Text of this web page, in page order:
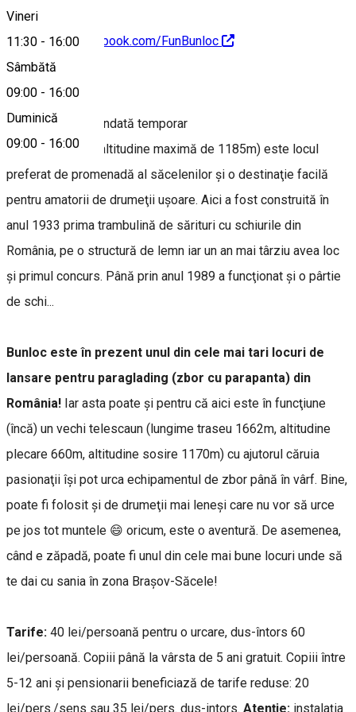
Vineri
11:30 - 16:00
Sâmbătă
09:00 - 16:00
Duminică
09:00 - 16:00
https://www.facebook.com/FunBunloc
Despre
- activitate suspendată temporar
Muntele Bunloc (altitudine maximă de 1185m) este locul
preferat de promenadă al săcelenilor şi o destinaţie facilă
pentru amatorii de drumeţii uşoare. Aici a fost construită în
anul 1933 prima trambulină de sărituri cu schiurile din
România, pe o structură de lemn iar un an mai târziu avea loc
și primul concurs. Până prin anul 1989 a funcţionat şi o pârtie
de schi...
Bunloc este în prezent unul din cele mai tari locuri de
lansare pentru paraglading (zbor cu parapanta) din
România! Iar asta poate şi pentru că aici este în funcţiune
(încă) un vechi telescaun (lungime traseu 1662m, altitudine
plecare 660m, altitudine sosire 1170m) cu ajutorul căruia
pasionaţii îşi pot urca echipamentul de zbor până în vârf. Bine,
poate fi folosit şi de drumeţii mai leneşi care nu vor să urce
pe jos tot muntele 😄 oricum, este o aventură. De asemenea,
când e zăpadă, poate fi unul din cele mai bune locuri unde să
te dai cu sania în zona Brașov-Săcele!
Tarife: 40 lei/persoană pentru o urcare, dus-întors 60
lei/persoană. Copiii până la vârsta de 5 ani gratuit. Copiii între
5-12 ani şi pensionarii beneficiază de tarife reduse: 20
lei/pers./sens sau 35 lei/pers. dus-intors. Atenţie: instalaţia